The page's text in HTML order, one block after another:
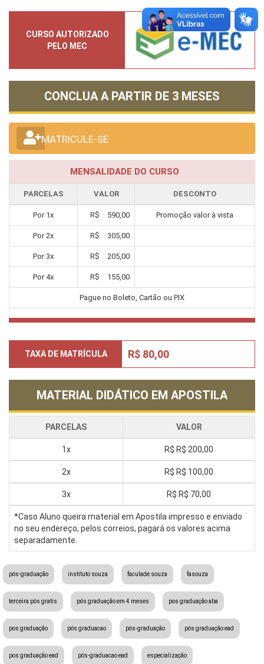
CURSO AUTORIZADO
PELO MEC
CONCLUA A PARTIR DE 3 MESES
MATRICULE-SE
MENSALIDADE DO CURSO
PARCELAS VALOR DESCONTO
Por 1x R$ 590,00 Promoção valor à vista
Por 2x R$ 305,00
Por 3x R$ 205,00
Por4x R$ 155,00
Pague no Boleto, Cartão ou PIX
TAXA DE MATRÍCULA R$ 80,00
MATERIAL DIDÁTICO EM APOSTILA
PARCELAS VALOR
1x R$ R$ 200,00
2x R$ R$ 100,00
3x R$ R$ 70,00
*Caso Aluno queira material em Apostila impresso e enviado
no seu endereço, pelos correios, pagará os valores acima
separadamente.
pós-graduação instituto souza faculade souza fasouza
terceira pós gratis pós graduação em 4 meses pos graduação aba
pos graduação pós graduacao pós-graduação pós graduação ead
pos graduação ead pós-graduacao ead especialização